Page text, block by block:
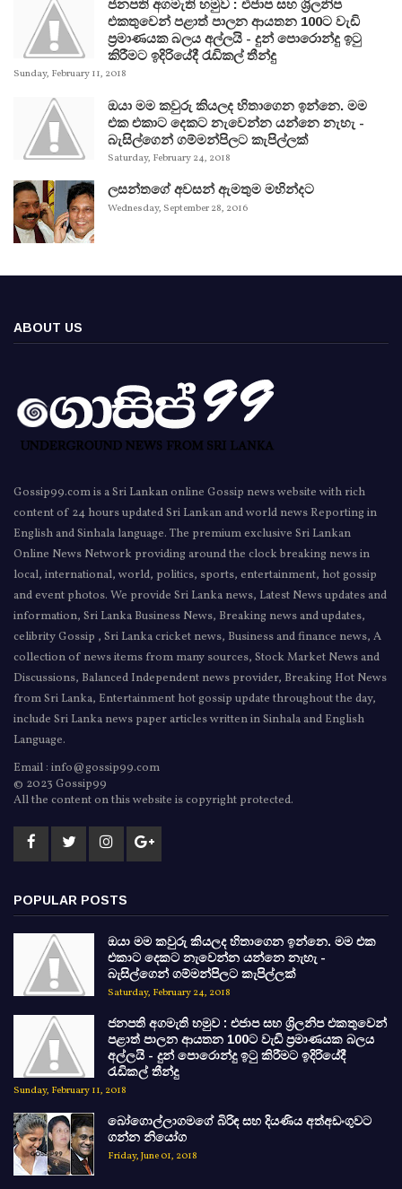
ජනපති අගමැති හමුව : එජාප සහ ශ්‍රිලනිප
එකතුවෙන් පළාත් පාලන ආයතන 100ට වැඩි
ප්‍රමාණයක බලය අල්ලයි - දුන් පොරොන්දු ඉටු
කිරීමට ඉදිරියේදී රැඩිකල් තීන්දු
Sunday, February 11, 2018
ඔයා මම කවුරු කියලද හිතාගෙන ඉන්නෙ. මම
එක එකාට දෙකට නැවෙන්න යන්නෙ නැහැ -
බැසිල්ගෙන් ගම්මන්පිලට කැපිල්ලක්
Saturday, February 24, 2018
ලසන්තගේ අවසන් ඇමතුම මහින්දට
Wednesday, September 28, 2016
ABOUT US
Gossip99.com is a Sri Lankan online Gossip news website with rich
content of 24 hours updated Sri Lankan and world news Reporting in
English and Sinhala language. The premium exclusive Sri Lankan
Online News Network providing around the clock breaking news in
local, international, world, politics, sports, entertainment, hot gossip
and event photos. We provide Sri Lanka news, Latest News updates and
information, Sri Lanka Business News, Breaking news and updates,
celibrity Gossip , Sri Lanka cricket news, Business and finance news, A
collection of news items from many sources, Stock Market News and
Discussions, Balanced Independent news provider, Breaking Hot News
from Sri Lanka, Entertainment hot gossip update throughout the day,
include Sri Lanka news paper articles written in Sinhala and English
Language.
Email : info@gossip99.com
© 2023 Gossip99
All the content on this website is copyright protected.
POPULAR POSTS
ඔයා මම කවුරු කියලද හිතාගෙන ඉන්නෙ. මම එක
එකාට දෙකට නැවෙන්න යන්නෙ නැහැ -
බැසිල්ගෙන් ගම්මන්පිලට කැපිල්ලක්
Saturday, February 24, 2018
ජනපති අගමැති හමුව : එජාප සහ ශ්‍රිලනිප එකතුවෙන්
පළාත් පාලන ආයතන 100ට වැඩි ප්‍රමාණයක බලය
අල්ලයි - දුන් පොරොන්දු ඉටු කිරීමට ඉදිරියේදී
රැඩිකල් තීන්දු
Sunday, February 11, 2018
බෝගොල්ලාගමගේ බිරිඳ සහ දියණිය අත්අඩංගුවට
ගන්න නියෝග
Friday, June 01, 2018